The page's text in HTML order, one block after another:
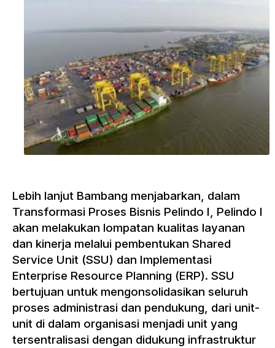
Lebih lanjut Bambang menjabarkan, dalam
Transformasi Proses Bisnis Pelindo I, Pelindo I
akan melakukan lompatan kualitas layanan
dan kinerja melalui pembentukan Shared
Service Unit (SSU) dan Implementasi
Enterprise Resource Planning (ERP). SSU
bertujuan untuk mengonsolidasikan seluruh
proses administrasi dan pendukung, dari unit-
unit di dalam organisasi menjadi unit yang
tersentralisasi dengan didukung infrastruktur